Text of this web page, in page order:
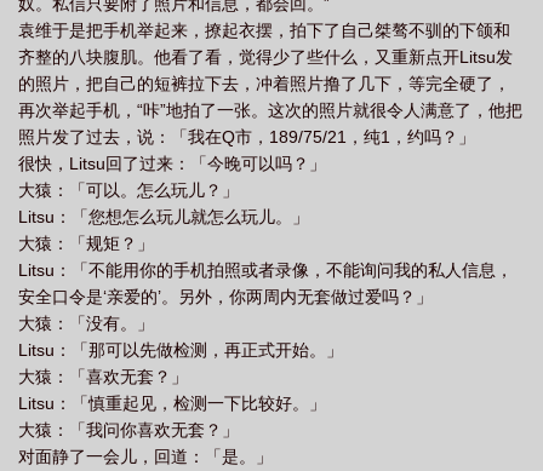
袁维于是把手机举起来，撩起衣摆，拍下了自己桀骜不驯的下颌和
齐整的八块腹肌。他看了看，觉得少了些什么，又重新点开Litsu发
的照片，把自己的短裤拉下去，冲着照片撸了几下，等完全硬了，
再次举起手机，“咔”地拍了一张。这次的照片就很令人满意了，他把
照片发了过去，说：「我在Q市，189/75/21，纯1，约吗？」
很快，Litsu回了过来：「今晚可以吗？」
大猿：「可以。怎么玩儿？」
Litsu：「您想怎么玩儿就怎么玩儿。」
大猿：「规矩？」
Litsu：「不能用你的手机拍照或者录像，不能询问我的私人信息，
安全口令是‘亲爱的’。另外，你两周内无套做过爱吗？」
大猿：「没有。」
Litsu：「那可以先做检测，再正式开始。」
大猿：「喜欢无套？」
Litsu：「慎重起见，检测一下比较好。」
大猿：「我问你喜欢无套？」
对面静了一会儿，回道：「是。」